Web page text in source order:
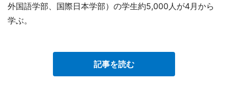
外国語学部、国際日本学部）の学生約5,000人が4月から
学ぶ。
記事を読む